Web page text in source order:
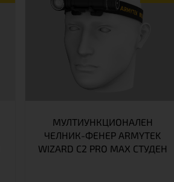
МУЛТИУНКЦИОНАЛЕН
ЧЕЛНИК-ФЕНЕР ARMYTEK
WIZARD C2 PRO MAX СТУДЕН